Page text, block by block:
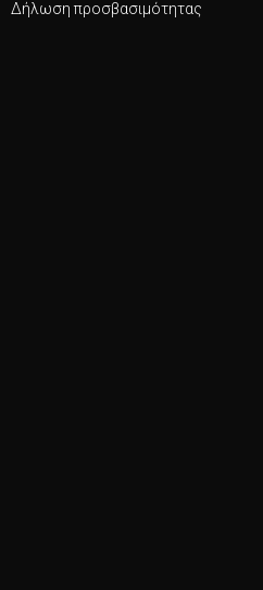
Δήλωση προσβασιμότητας